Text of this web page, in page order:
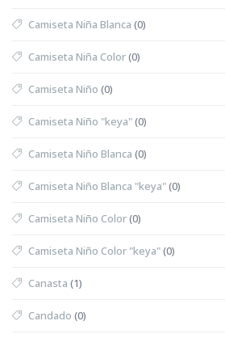
Camiseta Niña Blanca (0)
Camiseta Niña Color(0)
Camiseta Niño (0)
Camiseta Niño "keya"(0)
Camiseta Niño Blanca (0)
Camiseta Niño Blanca "keya"(0)
Camiseta Niño Color(0)
Camiseta Niño Color "keya"(0)
Canasta (1)
Candado (0)